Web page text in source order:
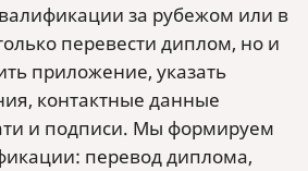
за рубежом или в
перевести диплом, но и
приложение, указать
контактные данные
и подписи. Мы формируем
перевод диплома,